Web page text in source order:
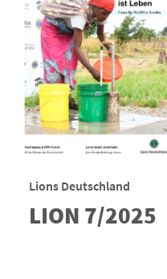
Lions Deutschland
LION 7/2025